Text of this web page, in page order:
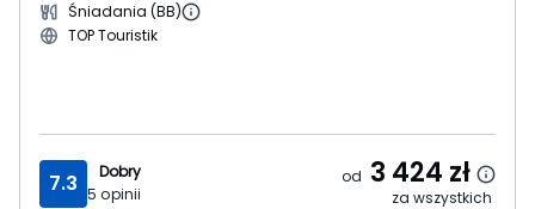
Śniadania (BB)
TOP Touristik
7.3
Dobry
5 opinii
od 3 424 zł
za wszystkich